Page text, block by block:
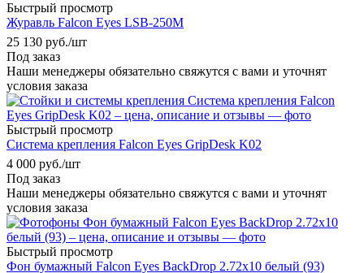
Быстрый просмотр
Журавль Falcon Eyes LSB-250M
25 130 руб./шт
Под заказ
Наши менеджеры обязательно свяжутся с вами и уточнят
условия заказа
Быстрый просмотр
Система крепления Falcon Eyes GripDesk K02
4 000 руб./шт
Под заказ
Наши менеджеры обязательно свяжутся с вами и уточнят
условия заказа
Быстрый просмотр
Фон бумажный Falcon Eyes BackDrop 2.72x10 белый (93)